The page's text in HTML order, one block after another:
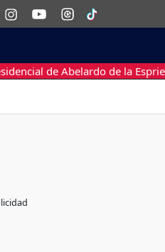
de Abelardo de la